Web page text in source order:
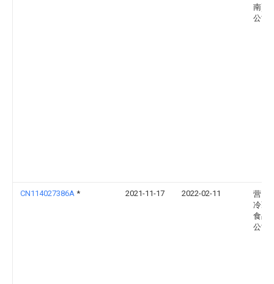
南)有
公司
CN114027386A * 2021-11-17 2022-02-11
营口
冷藏
食品
公司